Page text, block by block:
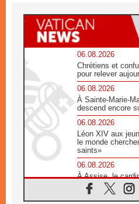
06.08.2026
Chrétiens et
pour relever
06.08.2026
À Sainte-Marie-
descend encore
06.08.2026
Léon XIV aux
le monde
saints»
06.08.2026
À Assise, le
«les chrétiens
06.08.2026